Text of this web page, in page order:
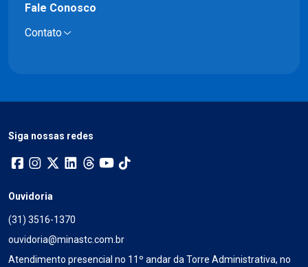
Fale Conosco
Contato
Siga nossas redes
Ouvidoria
(31) 3516-1370
ouvidoria@minastc.com.br
Atendimento presencial no 11º andar da Torre Administrativa, no